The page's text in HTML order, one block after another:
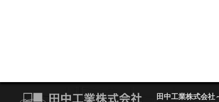
田中工業株式会社